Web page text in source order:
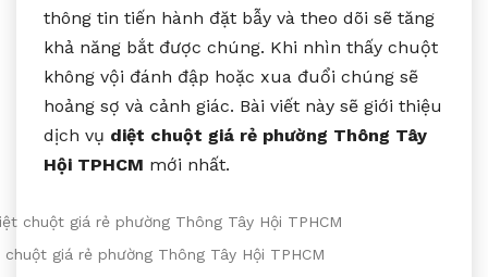
thông tin tiến hành đặt bẫy và theo dõi sẽ tăng
khả năng bắt được chúng. Khi nhìn thấy chuột
không vội đánh đập hoặc xua đuổi chúng sẽ
hoảng sợ và cảnh giác. Bài viết này sẽ giới thiệu
dịch vụ diệt chuột giá rẻ phường Thông Tây
Hội TPHCM mới nhất.
chuột giá rẻ phường Thông Tây Hội TPHCM